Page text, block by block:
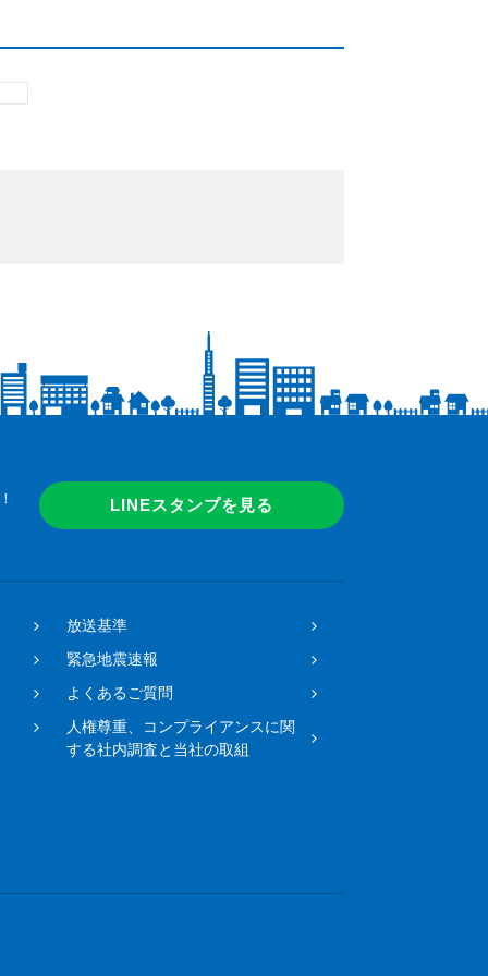
の楽しさを満喫する3時間
トに、
提供するのがこの番組。オトナが元気になる
LINEスタンプを見る
放送基準
緊急地震速報
よくあるご質問
人権尊重、コンプライアンスに関
する社内調査と当社の取組